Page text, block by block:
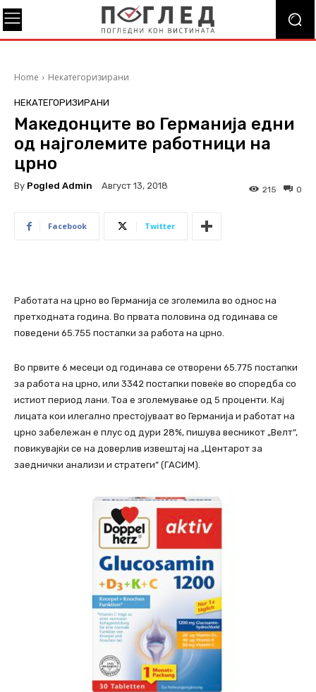
Home Некатегоризирани
НЕКАТЕГОРИЗИРАНИ
Македонците во Германија едни
од најголемите работници на
црно
By Pogled Admin Август 13, 2018 0
215
Facebook Twitter
Работата на црно во Германија се зголемила во однос на
претходната година. Во првата половина од годинава се
поведени 65.755 постапки за работа на црно.
Во првите 6 месеци од годинава се отворени 65.775 постапки
за работа на црно, или 3342 постапки повеќе во споредба со
истиот период лани. Тоа е зголемување од 5 проценти. Кај
лицата кои илегално престојуваат во Германија и работат на
црно забележан е плус од дури 28%, пишува весникот „Велт“,
повикувајќи се на доверлив извештај на „Центарот за
заеднички анализи и стратеги“ (ГАСИМ).